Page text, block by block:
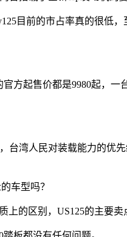
目前的市占率真的很低
起售价都是9980起，一
湾人民对装载能力的优
车型吗？
的区别，US125的主要卖